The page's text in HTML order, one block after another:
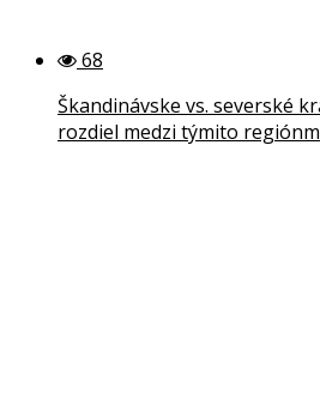
68
Škandinávske vs. severské
rozdiel medzi týmito